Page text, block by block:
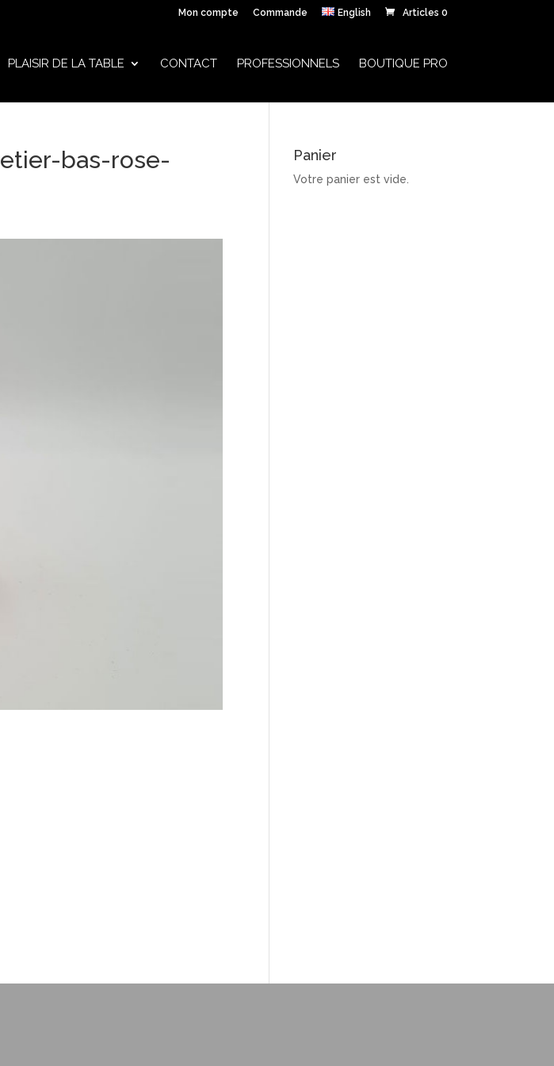
Mon compte Commande English Articles 0
PLAISIR DE LA TABLE CONTACT PROFESSIONNELS BOUTIQUE PRO
bas-rose-
Panier
Votre panier est vide.